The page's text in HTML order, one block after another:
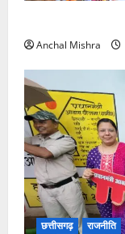
Anchal Mishra
छत्तीसगढ़ राजनीति